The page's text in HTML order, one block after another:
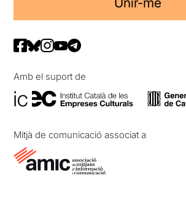
Amb el suport de
Mitjà de comunicació associat a